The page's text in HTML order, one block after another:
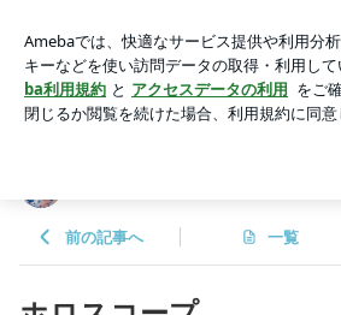
アプリをダウンロードして ブログの更新通知
ょう。
前の記事へ 一覧